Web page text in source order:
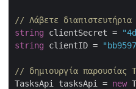
// Λάβετε
string clientSecret =
string clientID =
// δημιουργία παρουσίας
TasksApi tasksApi = new